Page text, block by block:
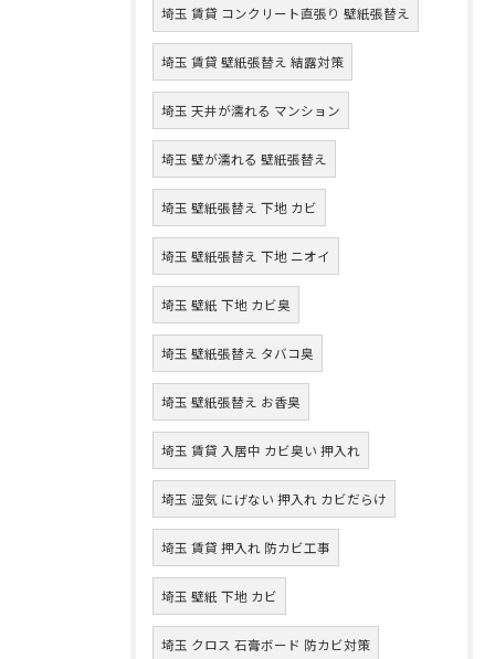
埼玉 賃貸 コンクリート直張り 壁紙張替え
埼玉 賃貸 壁紙張替え 結露対策
埼玉 天井が濡れる マンション
埼玉 壁が濡れる 壁紙張替え
埼玉 壁紙張替え 下地 カビ
埼玉 壁紙張替え 下地 ニオイ
埼玉 壁紙 下地 カビ臭
埼玉 壁紙張替え タバコ臭
埼玉 壁紙張替え お香臭
埼玉 賃貸 入居中 カビ臭い 押入れ
埼玉 湿気 にげない 押入れ カビだらけ
埼玉 賃貸 押入れ 防カビ工事
埼玉 壁紙 下地 カビ
埼玉 クロス 石膏ボード 防カビ対策